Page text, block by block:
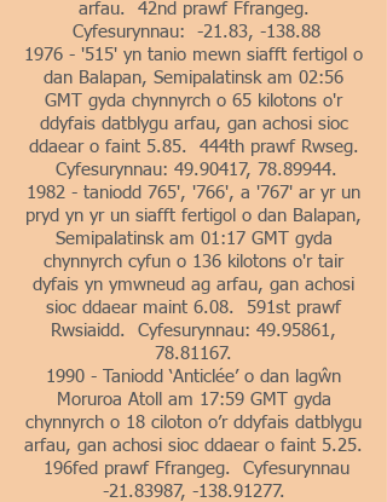
arfau. 42nd prawf Ffrangeg.
Cyfesurynnau: -21.83, -138.88
1976 - '515' yn tanio mewn siafft fertigol o
dan Balapan, Semipalatinsk am 02:56
GMT gyda chynnyrch o 65 kilotons o'r
ddyfais datblygu arfau, gan achosi sioc
ddaear o faint 5.85. 444th prawf Rwseg.
Cyfesurynnau: 49.90417, 78.89944.
1982 - taniodd 765', '766', a '767' ar yr un
pryd yn yr un siafft fertigol o dan Balapan,
Semipalatinsk am 01:17 GMT gyda
chynnyrch cyfun o 136 kilotons o'r tair
dyfais yn ymwneud ag arfau, gan achosi
sioc ddaear maint 6.08. 591st prawf
Rwsiaidd. Cyfesurynnau: 49.95861 ,
78.81167.
1990 - Taniodd ‘Anticlée’ o dan lagŵn
Moruroa Atoll am 17:59 GMT gyda
chynnyrch o 18 ciloton o’r ddyfais datblygu
arfau, gan achosi sioc ddaear o faint 5.25.
196fed prawf Ffrangeg. Cyfesurynnau
-21.83987, -138.91277.